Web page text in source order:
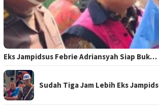
Eks Jampidsus Febrie Adriansyah Siap Buk…
Sudah Tiga Jam Lebih Eks